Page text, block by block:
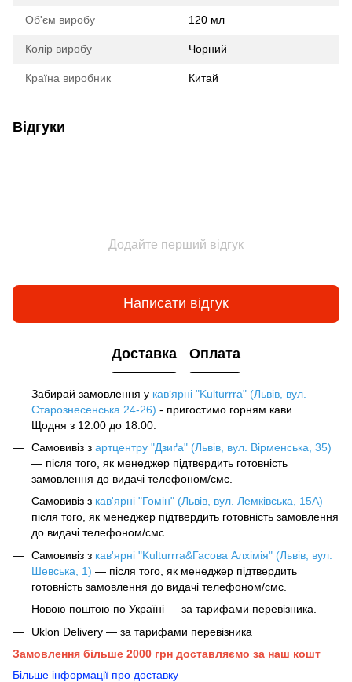
Об'єм виробу 120 мл
Колір виробу Чорний
Країна виробник Китай
Відгуки
Додайте перший відгук
Написати відгук
Доставка Оплата
Забирай замовлення у кав‘ярні "Kulturrra" (Львів, вул.
Старознесенська 24-26) - пригостимо горням кави.
Щодня з 12:00 до 18:00.
Самовивіз з артцентру "Дзиґа" (Львів, вул. Вірменська, 35)
— після того, як менеджер підтвердить готовність
замовлення до видачі телефоном/смс.
Самовивіз з кав'ярні "Гомін" (Львів, вул. Лемківська, 15А) —
після того, як менеджер підтвердить готовність замовлення
до видачі телефоном/смс.
Самовивіз з кав'ярні "Kulturrra&Гасова Алхімія" (Львів, вул.
Шевська, 1) — після того, як менеджер підтвердить
готовність замовлення до видачі телефоном/смс.
Новою поштою по Україні — за тарифами перевізника.
Uklon Delivery — за тарифами перевізника
Замовлення більше 2000 грн доставляємо за наш кошт
Більше інформації про доставку